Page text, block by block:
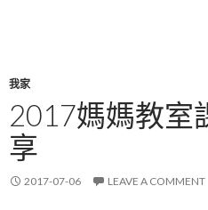
我家
2017媽媽教室
享
2017-07-06 LEAVE A COMMENT